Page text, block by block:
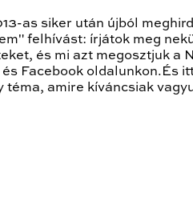
as siker után újból
felhívást: írjátok meg
és mi azt megosztjuk a
Facebook oldalunkon.És
téma, amire kíváncsiak